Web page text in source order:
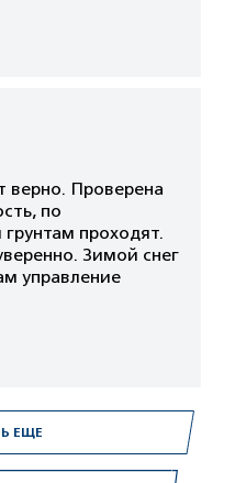
верно. Проверена
по
проходят.
Зимой снег
управление
ЕЩЕ